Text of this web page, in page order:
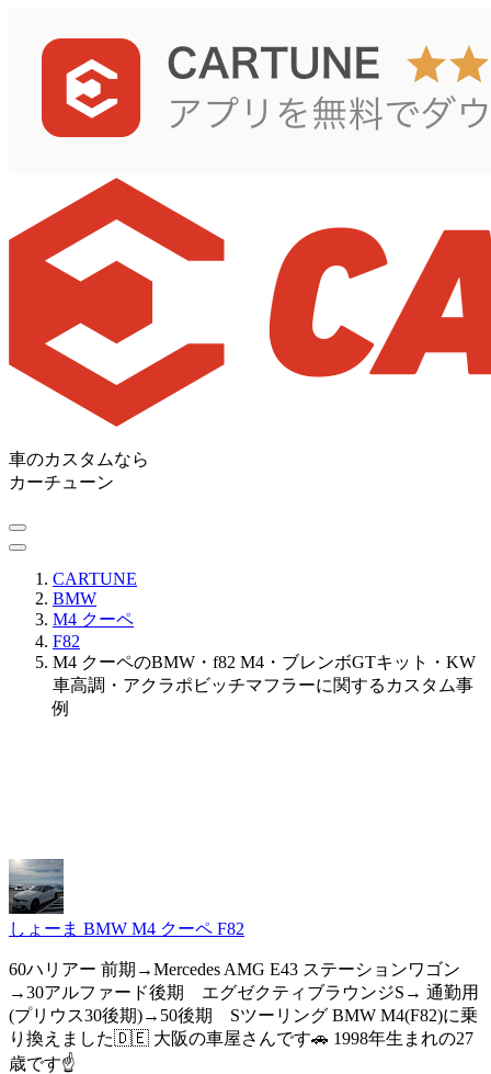
車のカスタムなら
カーチューン
CARTUNE
BMW
M4 クーペ
F82
M4 クーペのBMW・f82 M4・ブレンボGTキット・KW
車高調・アクラポビッチマフラーに関するカスタム事
例
しょーま BMW M4 クーペ F82
60ハリアー 前期→Mercedes AMG E43 ステーションワゴン
→30アルファード後期 エグゼクティブラウンジS→ 通勤用
(プリウス30後期)→50後期 Sツーリング BMW M4(F82)に乗
り換えました🇩🇪 大阪の車屋さんです🚗 1998年生まれの27
歳です☝️